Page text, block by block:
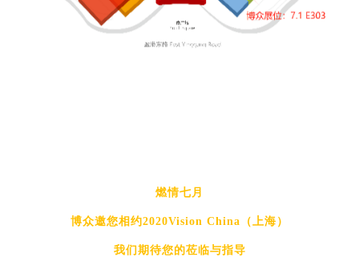
燃情七月
博众邀您相约2020Vision China（上海）
我们期待您的莅临与指导